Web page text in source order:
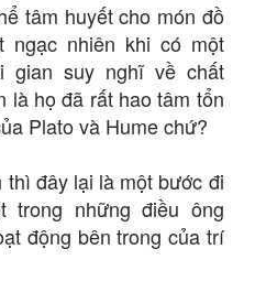
tâm huyết cho món đồ
ngạc nhiên khi có một
gian suy nghĩ về chất
là họ đã rất hao tâm tổn
Plato và Hume chứ?
thì đây lại là một bước đi
trong những điều ông
động bên trong của trí